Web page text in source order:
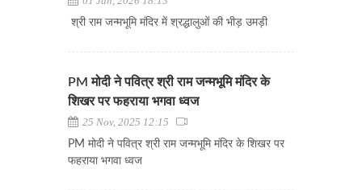
श्री राम जन्मभूमि मंदिर में श्रद्धालुओं की भीड़ उमड़ी
PM मोदी ने पवित्र श्री राम जन्मभूमि मंदिर के
शिखर पर फहराया भगवा ध्वज
25 Nov, 2025 12:15
PM मोदी ने पवित्र श्री राम जन्मभूमि मंदिर के शिखर पर
फहराया भगवा ध्वज